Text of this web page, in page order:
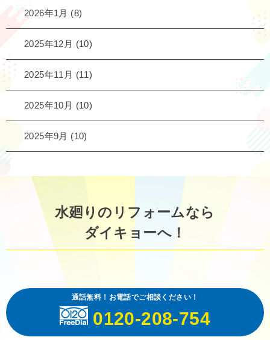
2026年1月 (8)
2025年12月 (10)
2025年11月 (11)
2025年10月 (10)
2025年9月 (10)
水廻りのリフォームなら
ダイキョーへ！
通話無料！お電話でご相談ください！
0120-208-754